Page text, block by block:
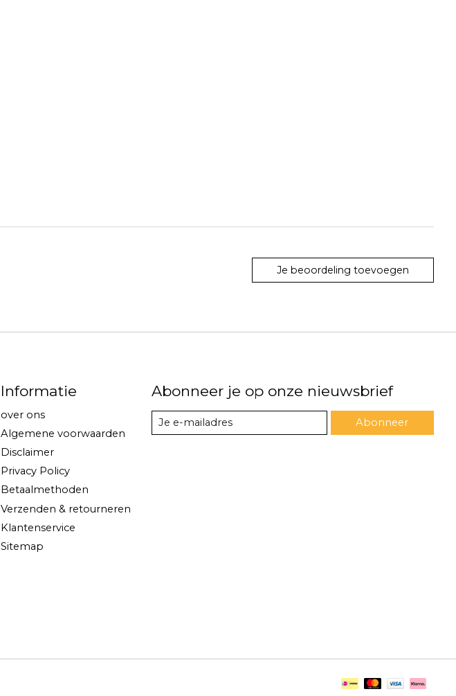
Je beoordeling toevoegen
Informatie
over ons
Algemene voorwaarden
Disclaimer
Privacy Policy
Betaalmethoden
Verzenden & retourneren
Klantenservice
Sitemap
Abonneer je op onze nieuwsbrief
Abonneer